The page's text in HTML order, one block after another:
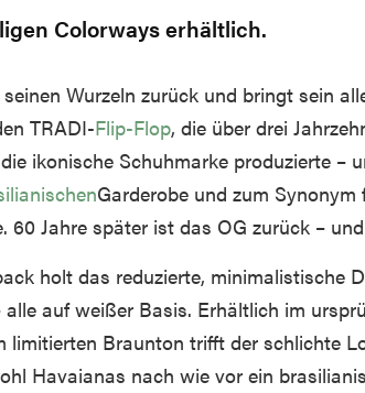
Colorways erhältlich.
Wurzeln zurück und bringt sein
TRADI-Flip-Flop, die über drei
ikonische Schuhmarke produzierte –
Garderobe und zum
60 Jahre später ist das OG zurück –
holt das reduzierte, minimalistische
auf weißer Basis. Erhältlich im
limitierten Braunton trifft der schlichte
Havaianas nach wie vor ein